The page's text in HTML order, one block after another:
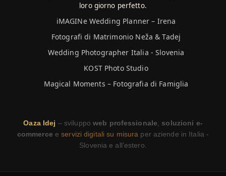
loro giorno perfetto.
iMAGINe Wedding Planner – Irena
Fotografi di Matrimonio Neža & Tadej
Wedding Photographer Italia - Slovenia
KOST Photo Studio
Magical Moments – Fotografia di Famiglia
Oaza Idej – sviluppoweb professionale, soluzioni e-
commerce eservizi digitali su misura per aziende in Italia -
Slovenia e all’estero.